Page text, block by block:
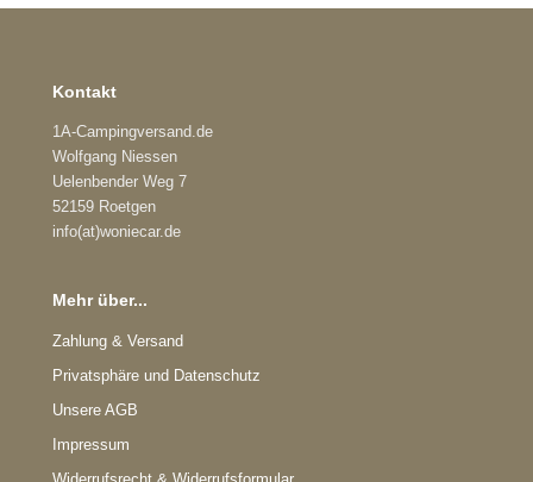
Kontakt
1A-Campingversand.de
Wolfgang Niessen
Uelenbender Weg 7
52159 Roetgen
info(at)woniecar.de
Mehr über...
Zahlung & Versand
Privatsphäre und Datenschutz
Unsere AGB
Impressum